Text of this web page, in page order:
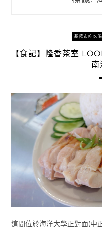
基隆市吃吃
【食記】隆香茶室
南
這間位於海洋大學正對面(中